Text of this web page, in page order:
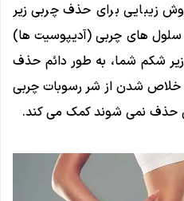
زیبایی برای حذف چربی زیر
‌های چربی (آدیپوسیت ‌ها)
زیر شکم شما، به طور دائم حذف
خلاص شدن از شر رسوبات چربی
حذف نمی شوند کمک می کند.